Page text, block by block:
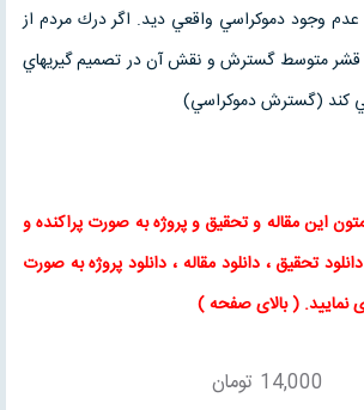
وجود دموكراسي واقعي ديد. اگر درك مردم از
قشر متوسط گسترش و نقش آن در تصميم گيريهاي
كند (گسترش دموكراسي)
اینمقاله وتحقیق و پروژه به صورت پراکنده و
دانلود تحقیق ،دانلود مقاله ، دانلود پروژه به صورت
نمایید. (بالای صفحه)
14,000 تومان